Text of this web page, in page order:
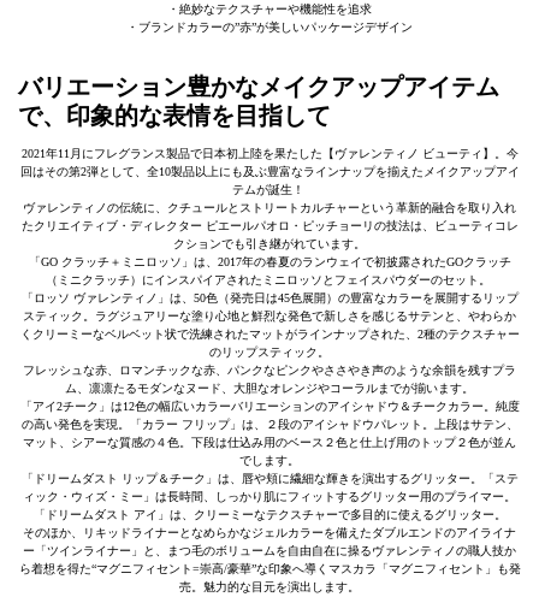
・絶妙なテクスチャーや機能性を追求
・ブランドカラーの”赤”が美しいパッケージデザイン
バリエーション豊かなメイクアップアイテム
で、印象的な表情を目指して
2021年11月にフレグランス製品で日本初上陸を果たした【ヴァレンティノ ビューティ】。今
回はその第2弾として、全10製品以上にも及ぶ豊富なラインナップを揃えたメイクアップアイ
テムが誕生！
ヴァレンティノの伝統に、クチュールとストリートカルチャーという革新的融合を取り入れ
たクリエイティブ・ディレクター ピエールパオロ・ピッチョーリの技法は、ビューティコレ
クションでも引き継がれています。
「GO クラッチ＋ミニロッソ」は、2017年の春夏のランウェイで初披露されたGOクラッチ
（ミニクラッチ）にインスパイアされたミニロッソとフェイスパウダーのセット。
「ロッソ ヴァレンティノ」は、50色（発売日は45色展開）の豊富なカラーを展開するリップ
スティック。ラグジュアリーな塗り心地と鮮烈な発色で新しさを感じるサテンと、やわらか
くクリーミーなベルベット状で洗練されたマットがラインナップされた、2種のテクスチャー
のリップスティック。
フレッシュな赤、ロマンチックな赤、パンクなピンクやささやき声のような余韻を残すプラ
ム、凛凛たるモダンなヌード、大胆なオレンジやコーラルまでが揃います。
「アイ2チーク」は12色の幅広いカラーバリエーションのアイシャドウ＆チークカラー。純度
の高い発色を実現。「カラー フリップ」は、２段のアイシャドウパレット。上段はサテン、
マット、シアーな質感の４色。下段は仕込み用のベース２色と仕上げ用のトップ２色が並ん
でします。
「ドリームダスト リップ＆チーク」は、唇や頬に繊細な輝きを演出するグリッター。「ステ
ィック・ウィズ・ミー」は長時間、しっかり肌にフィットするグリッター用のプライマー。
「ドリームダスト アイ」は、クリーミーなテクスチャーで多目的に使えるグリッター。
そのほか、リキッドライナーとなめらかなジェルカラーを備えたダブルエンドのアイライナ
ー「ツインライナー」と、まつ毛のボリュームを自由自在に操るヴァレンティノの職人技か
ら着想を得た“マグニフィセント=崇高/豪華”な印象へ導くマスカラ「マグニフィセント」も発
売。魅力的な目元を演出します。